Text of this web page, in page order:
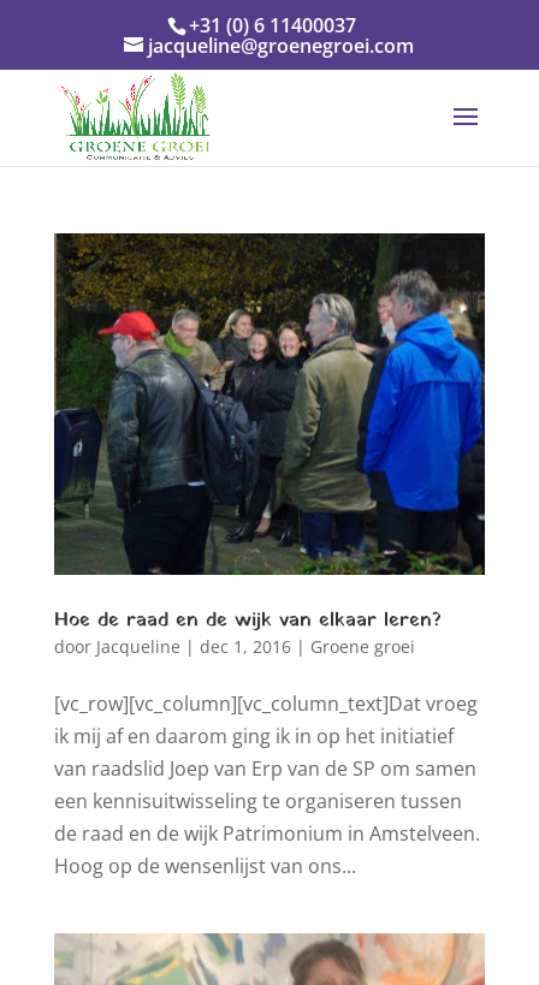
+31 (0) 6 11400037
jacqueline@groenegroei.com
Hoe de raad en de wijk van elkaar leren?
door Jacqueline | dec 1, 2016| Groene groei
[vc_row][vc_column][vc_column_text]Dat vroeg
ik mij af en daarom ging ik in op het initiatief
van raadslid Joep van Erp van de SP om samen
een kennisuitwisseling te organiseren tussen
de raad en de wijk Patrimonium in Amstelveen.
Hoog op de wensenlijst van ons...